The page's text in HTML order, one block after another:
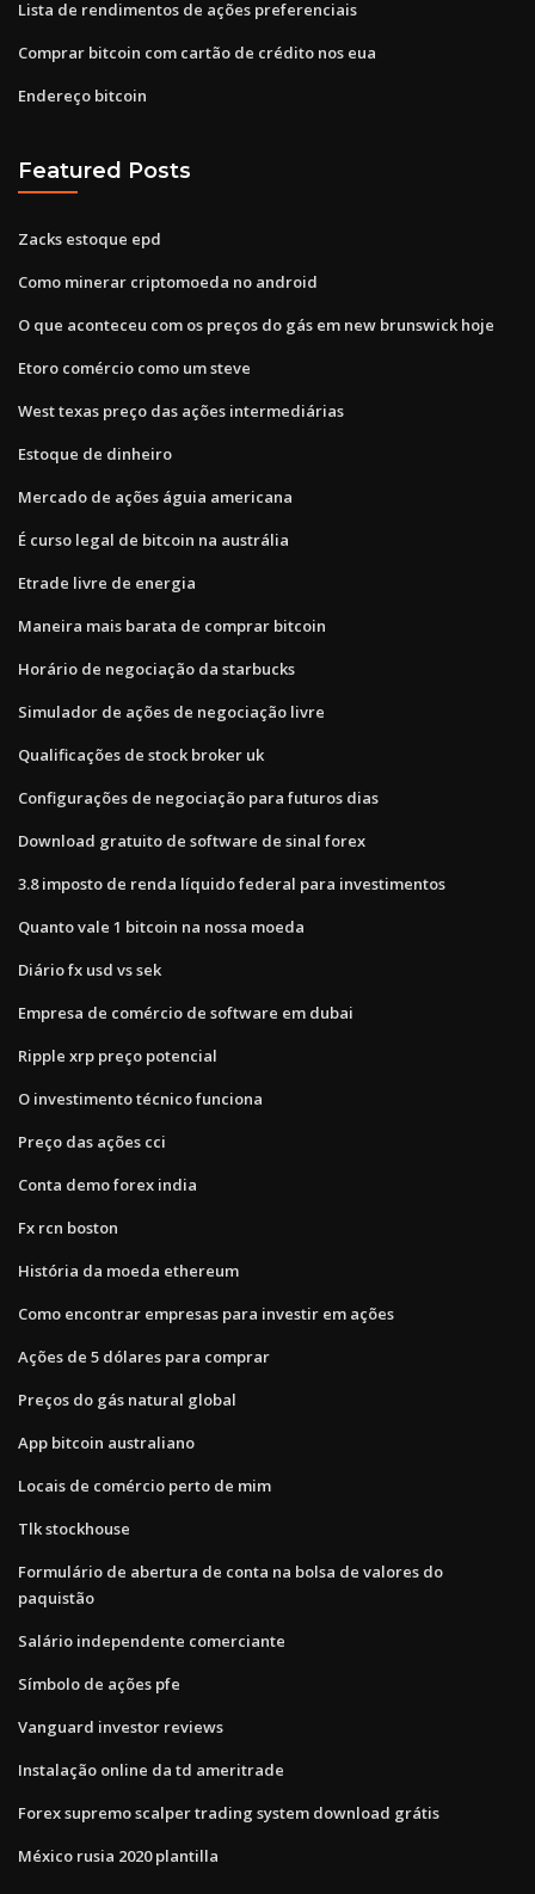
Lista de rendimentos de ações preferenciais
Comprar bitcoin com cartão de crédito nos eua
Endereço bitcoin
Featured Posts
Zacks estoque epd
Como minerar criptomoeda no android
O que aconteceu com os preços do gás em new brunswick hoje
Etoro comércio como um steve
West texas preço das ações intermediárias
Estoque de dinheiro
Mercado de ações águia americana
É curso legal de bitcoin na austrália
Etrade livre de energia
Maneira mais barata de comprar bitcoin
Horário de negociação da starbucks
Simulador de ações de negociação livre
Qualificações de stock broker uk
Configurações de negociação para futuros dias
Download gratuito de software de sinal forex
3.8 imposto de renda líquido federal para investimentos
Quanto vale 1 bitcoin na nossa moeda
Diário fx usd vs sek
Empresa de comércio de software em dubai
Ripple xrp preço potencial
O investimento técnico funciona
Preço das ações cci
Conta demo forex india
Fx rcn boston
História da moeda ethereum
Como encontrar empresas para investir em ações
Ações de 5 dólares para comprar
Preços do gás natural global
App bitcoin australiano
Locais de comércio perto de mim
Tlk stockhouse
Formulário de abertura de conta na bolsa de valores do
paquistão
Salário independente comerciante
Símbolo de ações pfe
Vanguard investor reviews
Instalação online da td ameritrade
Forex supremo scalper trading system download grátis
México rusia 2020 plantilla